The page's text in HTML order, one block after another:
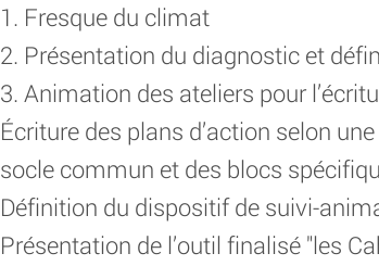
1. Fresque du climat
2. Présentation du diagnostic et
3. Animation des ateliers pour
Écriture des plans d’action selon
socle commun et des blocs
Définition du dispositif de suivi-
Présentation de l’outil finalisé "les